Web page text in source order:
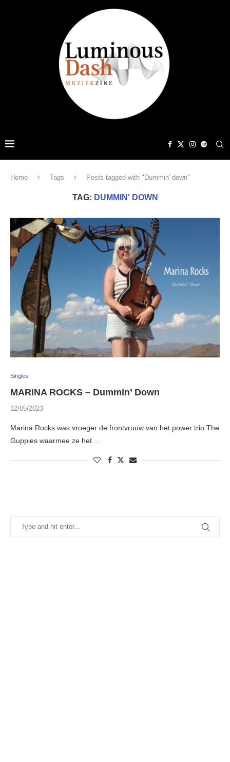
Home Tags Posts tagged with "Dummin' down"
TAG: DUMMIN' DOWN
Singles
MARINA ROCKS – Dummin’ Down
12/05/2023
Marina Rocks was vroeger de frontvrouw van het power trio The
Guppies waarmee ze het …